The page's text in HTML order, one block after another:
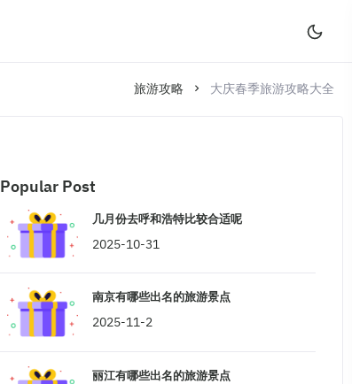
旅游攻略 大庆春季旅游攻略大全
Popular Post
几月份去呼和浩特比较合适呢
2025-10-31
南京有哪些出名的旅游景点
2025-11-2
丽江有哪些出名的旅游景点